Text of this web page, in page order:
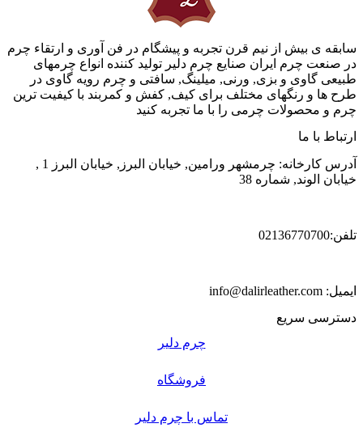
سابقه ی بیش از نیم قرن تجربه و پیشگام در فن آوری و ارتقاء چرم
در صنعت چرم ایران صنایع چرم دلیر تولید کننده انواع چرمهای
طبیعی گاوی و بزی, ورنی, میلینگ, سافتی و چرم رویه گاوی در
طرح ها و رنگهای مختلف برای کیف, کفش و کمربند با کیفیت ترین
چرم و محصولات چرمی را با ما تجربه کنید
ارتباط با ما
آدرس کارخانه: چرمشهر ورامین, خیابان البرز, خیابان البرز 1 ,
خیابان الوند, شماره 38
تلفن:02136770700
ایمیل: info@dalirleather.com
دسترسی سریع
چرم دلیر
فروشگاه
تماس با چرم دلیر